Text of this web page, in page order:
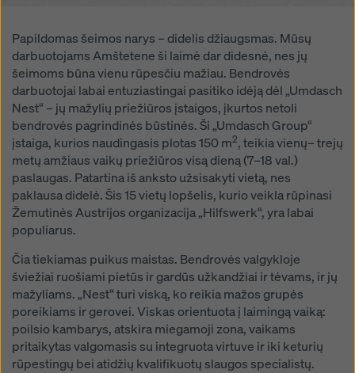
Papildomas šeimos narys – didelis džiaugsmas. Mūsų
darbuotojams Amštetene ši laimė dar didesnė, nes jų
šeimoms būna vienu rūpesčiu mažiau. Bendrovės
darbuotojai labai entuziastingai pasitiko idėją dėl „Umdasch
Nest“ – jų mažylių priežiūros įstaigos, įkurtos netoli
bendrovės pagrindinės būstinės. Ši „Umdasch Group“
įstaiga, kurios naudingasis plotas 150 m2, teikia vienų– trejų
metų amžiaus vaikų priežiūros visą dieną (7–18 val.)
paslaugas. Patartina iš anksto užsisakyti vietą, nes
paklausa didelė. Šis 15 vietų lopšelis, kurio veikla rūpinasi
Žemutinės Austrijos organizacija „Hilfswerk“, yra labai
populiarus.
Čia tiekiamas puikus maistas. Bendrovės valgykloje
šviežiai ruošiami pietūs ir gardūs užkandžiai ir tėvams, ir jų
mažyliams. „Nest“ turi viską, ko reikia mažos grupės
poreikiams ir gerovei. Viskas orientuota į laimingą vaiką:
poilsio kambarys, atskira miegamoji zona, vaikams
pritaikytas valgomasis su integruota virtuve ir iki keturių
rūpestingų bei atidžių kvalifikuotų slaugos specialistų.
priežasties, paspaudę antsavo slapukų nustatymus
šios svetainės apačioje.
Daugiau informacijos apie mūsų slapukus galite rasti
mūsų privatumo politikoje . Taip pat siūlome galimybę
pasirinkti slapukus (išplėstiniai slapukų nustatymai).